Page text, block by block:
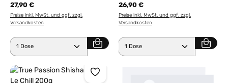
27,90 €
Preise inkl. MwSt. und ggf. zzgl.
Versandkosten
Produkt Anzahl: Gib den gewünschten Wert ein
26,90 €
Preise inkl. MwSt. und ggf. zzgl.
Versandkosten
Produkt Anzahl: Gib den